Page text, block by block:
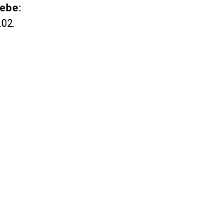
dem Winterschlaf auf
für Fußgänger und Radfahrer